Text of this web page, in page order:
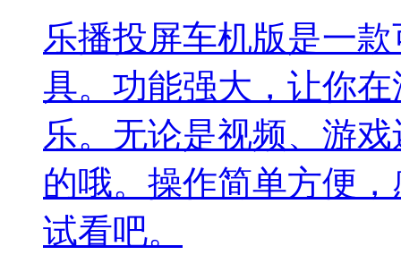
乐播投屏车机版是一
具。功能强大，让你
乐。无论是视频、游
的哦。操作简单方便
试看吧。